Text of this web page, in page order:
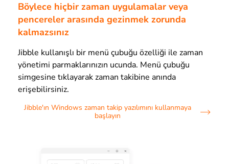
Böylece hiçbir zaman uygulamalar veya
pencereler arasında gezinmek zorunda
kalmazsınız
Jibble kullanışlı bir menü çubuğu özelliği ile zaman
yönetimi parmaklarınızın ucunda. Menü çubuğu
simgesine tıklayarak zaman takibine anında
erişebilirsiniz.
Jibble'ın Windows zaman takip yazılımını kullanmaya
başlayın